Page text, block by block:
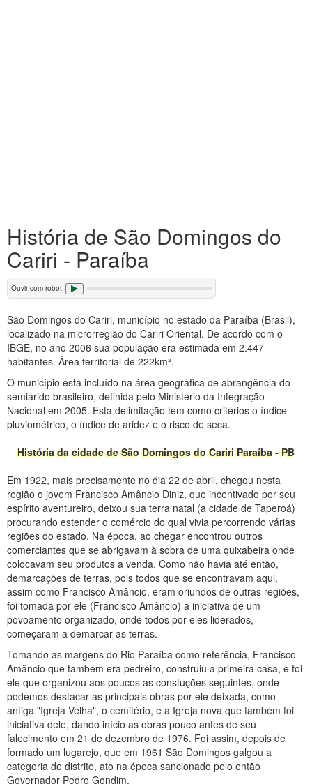
História de São Domingos do
Cariri - Paraíba
Ouvir com robot
São Domingos do Cariri, município no estado da Paraíba (Brasil),
localizado na microrregião do Cariri Oriental. De acordo com o
IBGE, no ano 2006 sua população era estimada em 2.447
habitantes. Área territorial de 222km².
O município está incluído na área geográfica de abrangência do
semiárido brasileiro, definida pelo Ministério da Integração
Nacional em 2005. Esta delimitação tem como critérios o índice
pluviométrico, o índice de aridez e o risco de seca.
História da cidade de São Domingos do Cariri Paraíba - PB
Em 1922, mais precisamente no dia 22 de abril, chegou nesta
região o jovem Francisco Amâncio Diniz, que incentivado por seu
espírito aventureiro, deixou sua terra natal (a cidade de Taperoá)
procurando estender o comércio do qual vivia percorrendo várias
regiões do estado. Na época, ao chegar encontrou outros
comerciantes que se abrigavam à sobra de uma quixabeira onde
colocavam seu produtos a venda. Como não havia até então,
demarcações de terras, pois todos que se encontravam aqui,
assim como Francisco Amâncio, eram oriundos de outras regiões,
foi tomada por ele (Francisco Amâncio) a iniciativa de um
povoamento organizado, onde todos por eles liderados,
começaram a demarcar as terras.
Tomando as margens do Rio Paraíba como referência, Francisco
Amâncio que também era pedreiro, construiu a primeira casa, e foi
ele que organizou aos poucos as constuções seguintes, onde
podemos destacar as principais obras por ele deixada, como
antiga "Igreja Velha", o cemitério, e a Igreja nova que também foi
iniciativa dele, dando início as obras pouco antes de seu
falecimento em 21 de dezembro de 1976. Foi assim, depois de
formado um lugarejo, que em 1961 São Domingos galgou a
categoria de distrito, ato na época sancionado pelo então
Governador Pedro Gondim.